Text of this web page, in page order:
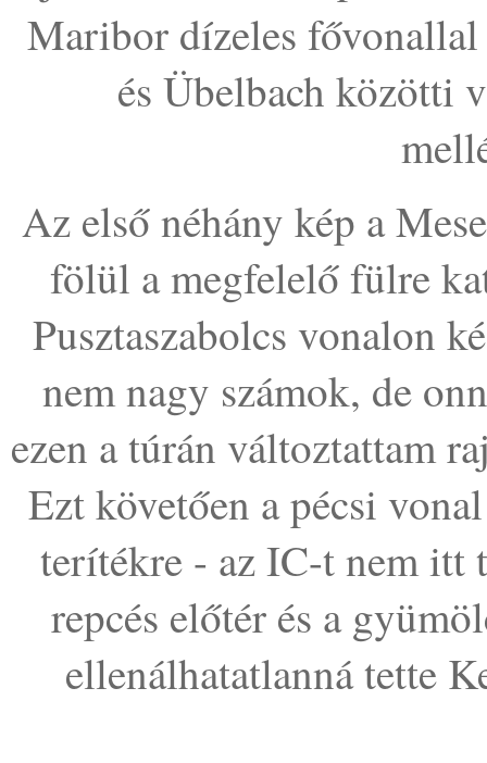
Maribor dízeles
és Übelbach közötti
Az első néhány kép a
fölül a megfelelő fülre
Pusztaszabolcs vonalon
nem nagy számok, de
ezen a túrán változtattam
Ezt követően a pécsi
terítékre - az IC-t nem itt
repcés előtér és a
ellenálhatatlanná tette